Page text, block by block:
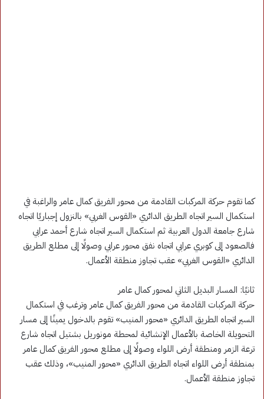
كما تقوم حركة المركبات القادمة من محور الفريق كمال عامر والراغبة في
استكمال السير اتجاه الطريق الدائري «القوس الغربي» بالنزول إجباريًا اتجاه
شارع جامعة الدول العربية ثم استكمال السير اتجاه شارع أحمد عرابي
فالصعود إلى كوبري عرابي اتجاه نفق محور عرابي وصولًا إلى مطلع الطريق
الدائري «القوس الغربي» عقب تجاوز منطقة الأعمال.
ثانيًا: المسار البديل الثاني لمحور كمال عامر
حركة المركبات القادمة من محور الفريق كمال عامر وترغب في استكمال
السير اتجاه الطريق الدائري «محور المنيب» تقوم بالدخول يمينًا إلى مسار
التحويلة الخاصة بالأعمال الإنشائية لمحطة مونوريل بشتيل اتجاه شارع
ترعة الزمر ومنطقة أرض اللواء وصولًا إلى مطلع محور الفريق كمال عامر
بمنطقة أرض اللواء اتجاه الطريق الدائري «محور المنيب»، وذلك عقب
تجاوز منطقة الأعمال.